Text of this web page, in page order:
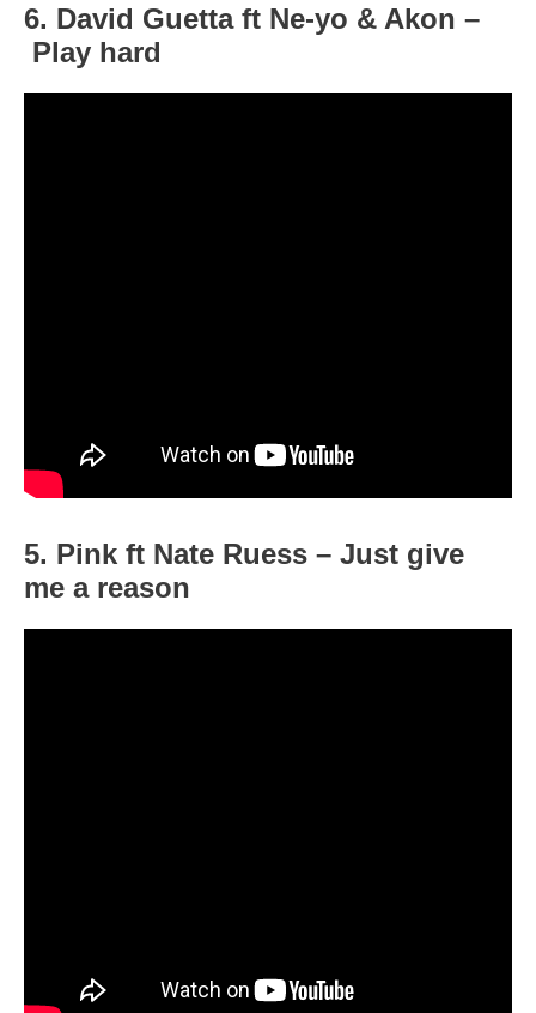
6. David Guetta ft Ne-yo & Akon –
Play hard
5. Pink ft Nate Ruess – Just give
me a reason